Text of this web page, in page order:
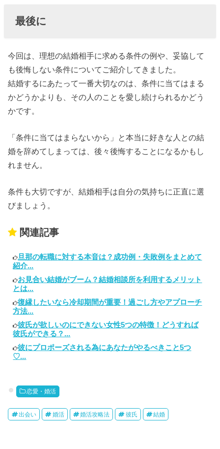
最後に
今回は、理想の結婚相手に求める条件の例や、妥協して
も後悔しない条件についてご紹介してきました。
結婚するにあたって一番大切なのは、条件に当てはまる
かどうかよりも、その人のことを愛し続けられるかどう
かです。
「条件に当てはまらないから」と本当に好きな人との結
婚を辞めてしまっては、後々後悔することになるかもし
れません。
条件も大切ですが、結婚相手は自分の気持ちに正直に選
びましょう。
関連記事
旦那の転職に対する本音は？成功例・失敗例をまとめて
紹介...
お見合い結婚がブーム？結婚相談所を利用するメリット
とは...
復縁したいなら冷却期間が重要！過ごし方やアプローチ
方法...
彼氏が欲しいのにできない女性5つの特徴！どうすれば
彼氏ができる？...
彼にプロポーズされる為にあなたがやるべきこと5つ
♡...
恋愛・婚活
出会い 婚活 婚活攻略法 彼氏 結婚